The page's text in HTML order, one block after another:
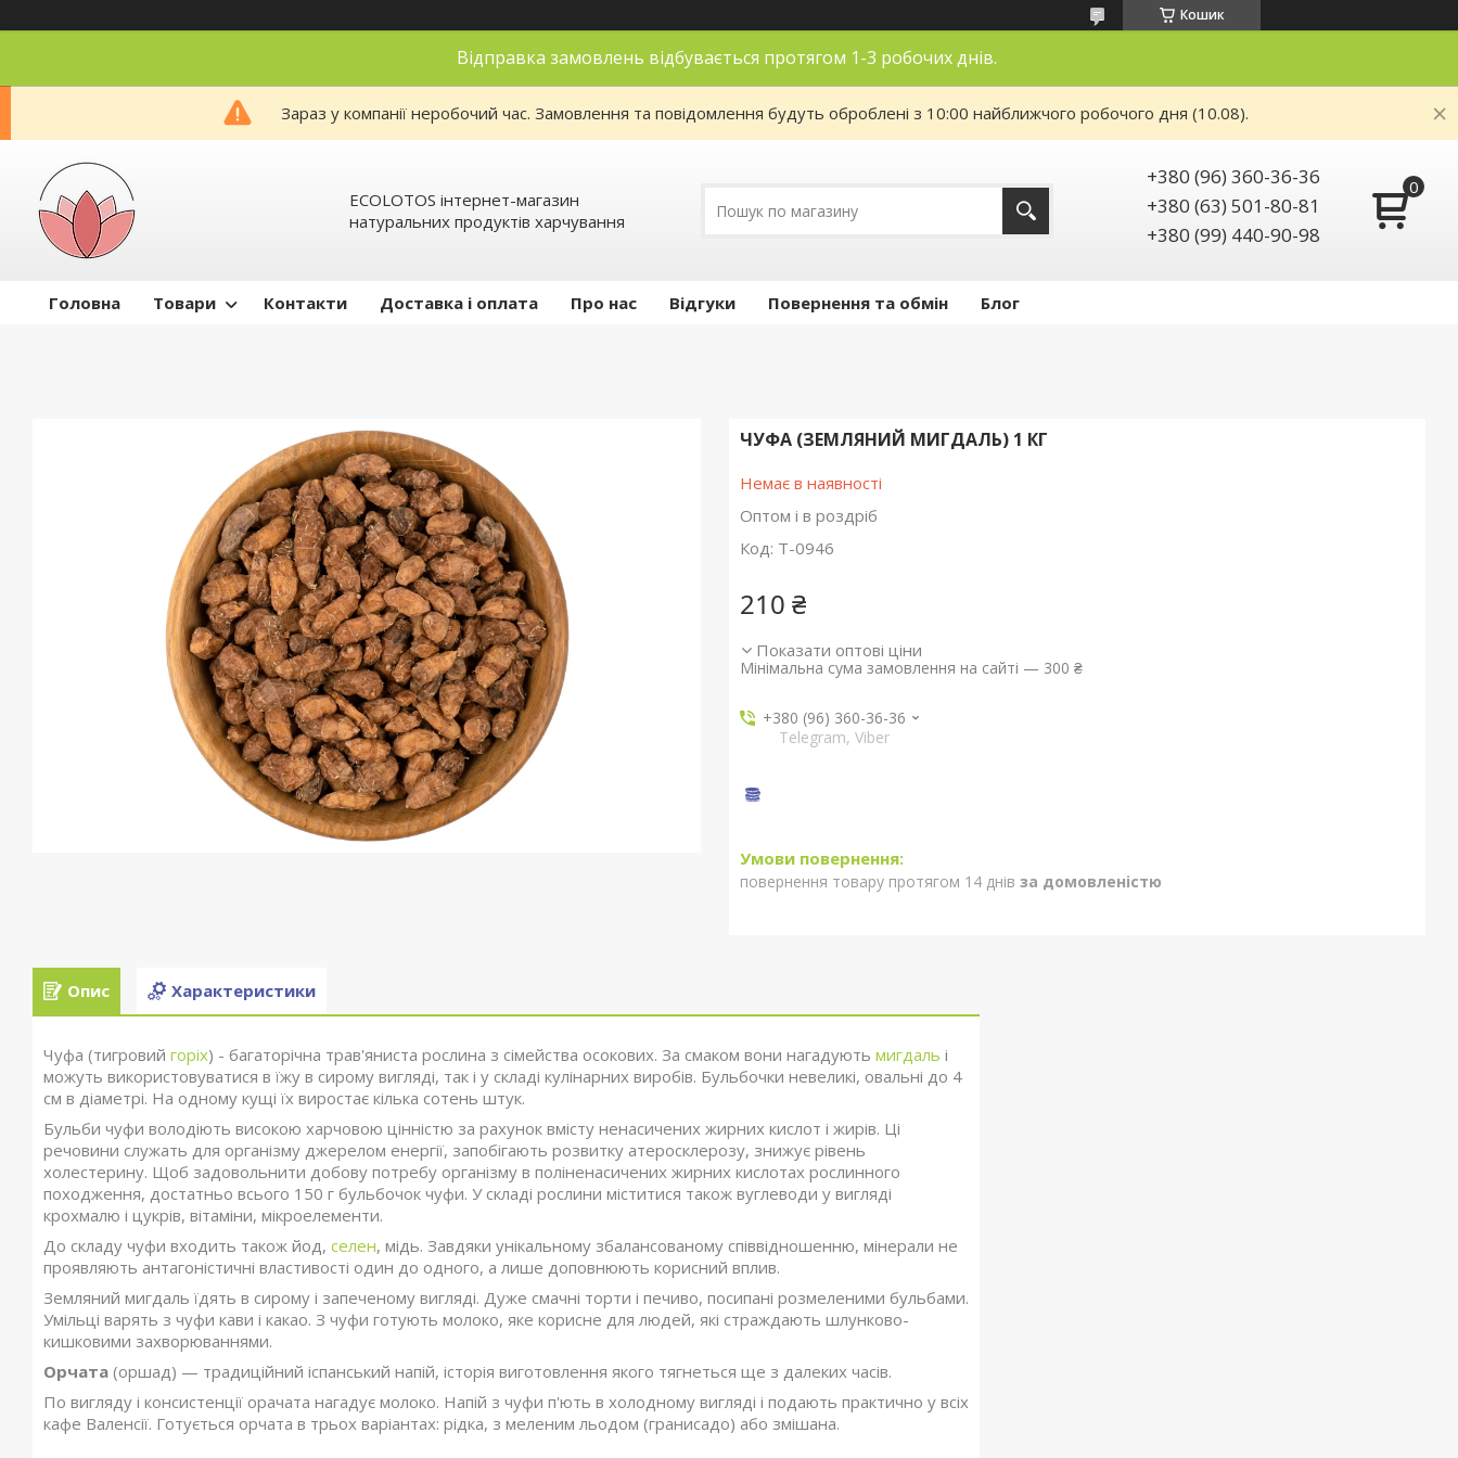
Кошик
Відправка замовлень відбувається протягом 1-3 робочих днів.
Зараз у компанії неробочий час. Замовлення та повідомлення будуть оброблені з 10:00 найближчого робочого дня (10.08).
ECOLOTOS інтернет-магазин
натуральних продуктів харчування
+380 (96) 360-36-36
+380 (63) 501-80-81
+380 (99) 440-90-98
Головна Товари Контакти Доставка і оплата Про нас Відгуки Повернення та обмін Блог
ЧУФА (ЗЕМЛЯНИЙ МИГДАЛЬ) 1 КГ
Немає в наявності
Оптом і в роздріб
Код: T-0946
210 ₴
Показати оптові ціни
Мінімальна сума замовлення на сайті — 300 ₴
+380 (96) 360-36-36
Telegram, Viber
повернення товару протягом 14 днів за домовленістю
Опис Характеристики
Чуфа (тигровий горіх) - багаторічна трав'яниста рослина з сімейства осокових. За смаком вони нагадують мигдаль і
можуть використовуватися в їжу в сирому вигляді, так і у складі кулінарних виробів. Бульбочки невеликі, овальні до 4
см в діаметрі. На одному кущі їх виростає кілька сотень штук.
Бульби чуфи володіють високою харчовою цінністю за рахунок вмісту ненасичених жирних кислот і жирів. Ці
речовини служать для організму джерелом енергії, запобігають розвитку атеросклерозу, знижує рівень
холестерину. Щоб задовольнити добову потребу організму в поліненасичених жирних кислотах рослинного
походження, достатньо всього 150 г бульбочок чуфи. У складі рослини міститися також вуглеводи у вигляді
крохмалю і цукрів, вітаміни, мікроелементи.
До складу чуфи входить також йод, селен, мідь. Завдяки унікальному збалансованому співвідношенню, мінерали не
проявляють антагоністичні властивості один до одного, а лише доповнюють корисний вплив.
Земляний мигдаль їдять в сирому і запеченому вигляді. Дуже смачні торти і печиво, посипані розмеленими бульбами.
Умільці варять з чуфи кави і какао. З чуфи готують молоко, яке корисне для людей, які страждають шлунково-
кишковими захворюваннями.
Орчата (оршад) — традиційний іспанський напій, історія виготовлення якого тягнеться ще з далеких часів.
По вигляду і консистенції орачата нагадує молоко. Напій з чуфи п'ють в холодному вигляді і подають практично у всіх
кафе Валенсії. Готується орчата в трьох варіантах: рідка, з меленим льодом (гранисадо) або змішана.